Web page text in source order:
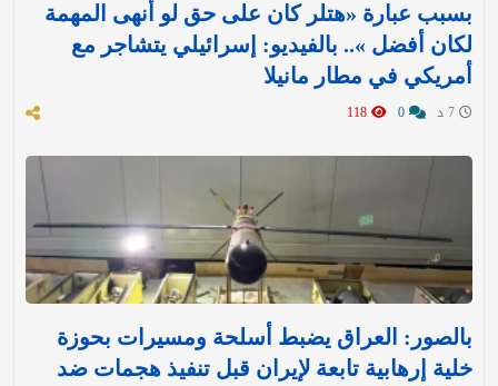
بسبب عبارة «هتلر كان على حق لو أنهى المهمة
لكان أفضل ».. بالفيديو: إسرائيلي يتشاجر مع
أمريكي في مطار مانيلا
بالصور: العراق يضبط أسلحة ومسيرات بحوزة
خلية إرهابية تابعة لإيران قبل تنفيذ هجمات ضد